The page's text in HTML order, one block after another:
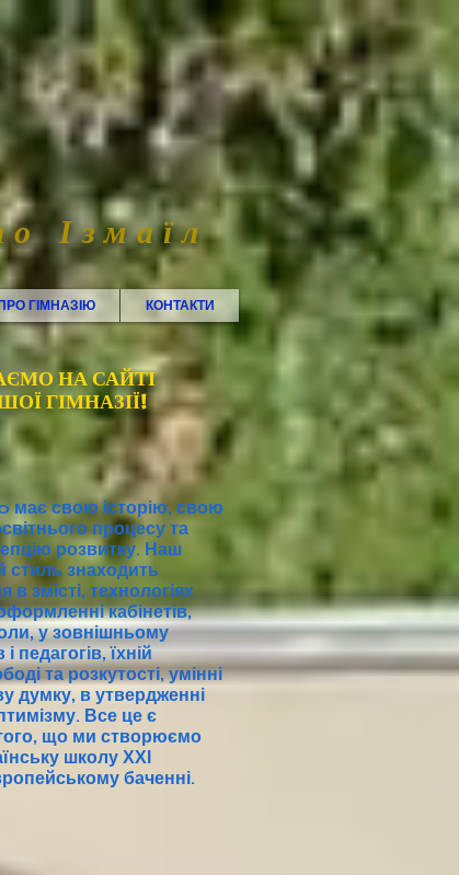
Ізмаїл
ГІМНАЗІЮ КОНТАКТИ
НА САЙТІ
ГІМНАЗІЇ!
має свою історію, свою
процесу та
розвитку. Наш
стиль знаходить
в змісті, технологіях
кабінетів,
у зовнішньому
педагогів, їхній
та розкутості, умінні
думку, в утвердженні
Все це є
що ми створюємо
школу ХХІ
баченні.